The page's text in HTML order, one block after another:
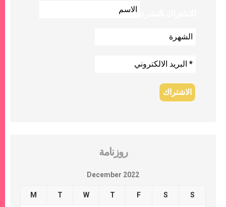
روزنامة
December 2022
M T W T F S S